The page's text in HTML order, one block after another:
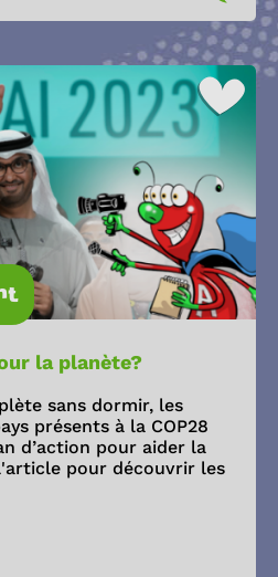
la planète?
sans dormir, les
présents à la COP28
d’action pour aider la
pour découvrir les